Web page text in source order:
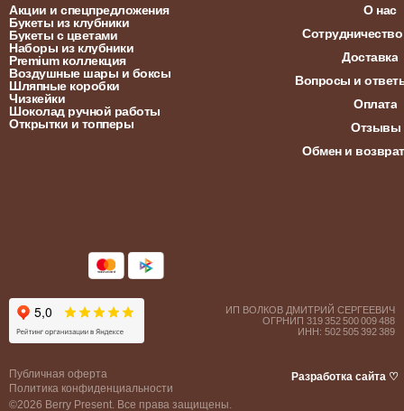
©2026 Berry Present. Все права защищены.
ИП ВОЛКОВ ДМИТРИЙ СЕРГЕЕВИЧ
ОГРНИП 319 352 500 009 488
ИНН: 502 505 392 389
Публичная оферта
Политика конфиденциальности
Разработка сайта ♡
Акции и спецпредложения
Букеты из клубники
Букеты с цветами
Наборы из клубники
Premium коллекция
Воздушные шары и боксы
Шляпные коробки
Чизкейки
Шоколад ручной работы
Открытки и топперы
Отзывы
Обмен и возврат
Оплата
Вопросы и
Доставка
Сотрудничество
О нас